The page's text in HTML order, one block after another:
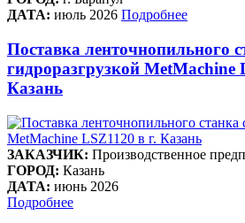
ДАТА: июль 2026 Подробнее
Поставка ленточнопильного
гидроразгрузкой MetMachine
Казань
ЗАКАЗЧИК: Производственное
ГОРОД: Казань
ДАТА: июнь 2026
Подробнее